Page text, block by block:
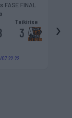
FASE FINAL
Teikirise
3
07 22:22
›